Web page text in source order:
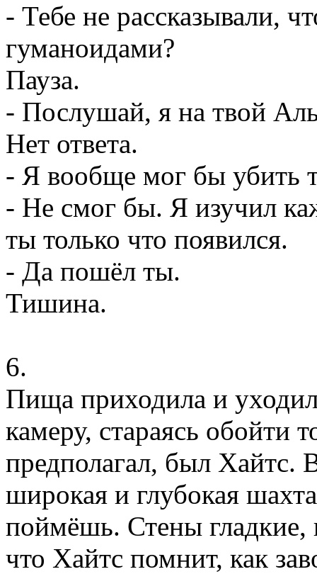
- Тебе не рассказывали,
гуманоидами?
Пауза.
- Послушай, я на твой
Нет ответа.
- Я вообще мог бы убить
- Не смог бы. Я изучил
ты только что появился.
- Да пошёл ты.
Тишина.
6.
Пища приходила и
камеру, стараясь обойти
предполагал, был Хайтс.
широкая и глубокая
поймёшь. Стены гладкие,
что Хайтс помнит, как